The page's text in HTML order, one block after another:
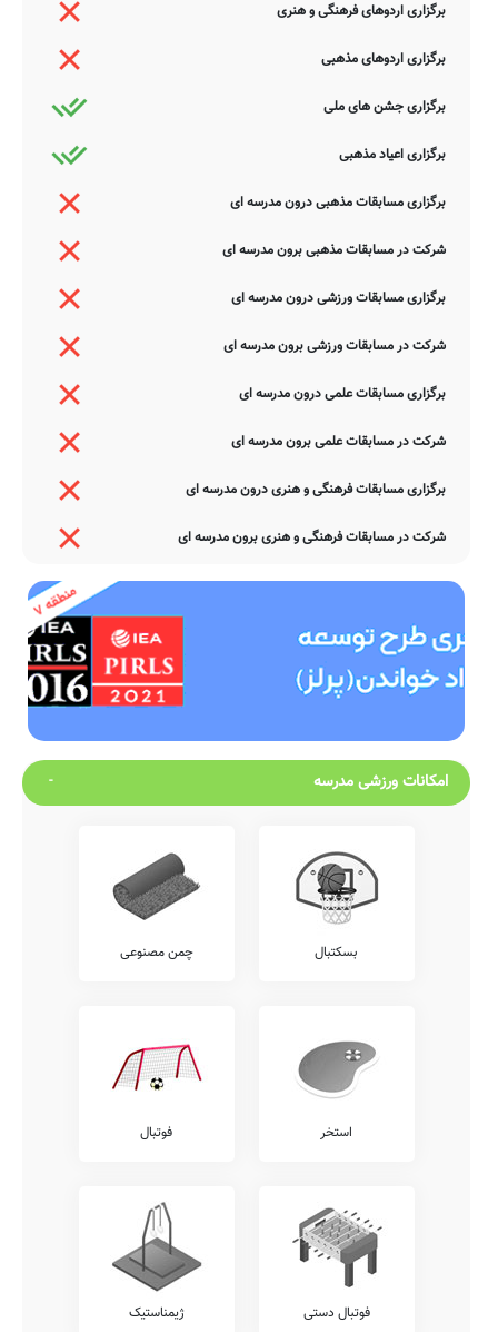
برگزاری اردوهای فرهنگی و هنری
برگزاری اردوهای مذهبی
برگزاری جشن های ملی
برگزاری اعیاد مذهبی
برگزاری مسابقات مذهبی درون مدرسه ای
شرکت در مسابقات مذهبی برون مدرسه ای
برگزاری مسابقات ورزشی درون مدرسه ای
شرکت در مسابقات ورزشی برون مدرسه ای
برگزاری مسابقات علمی درون مدرسه ای
شرکت در مسابقات علمی برون مدرسه ای
برگزاری مسابقات فرهنگی و هنری درون مدرسه ای
شرکت در مسابقات فرهنگی و هنری برون مدرسه ای
امکانات ورزشی مدرسه
بسکتبال چمن مصنوعی
استخر فوتبال
فوتبال دستی ژیمناستیک